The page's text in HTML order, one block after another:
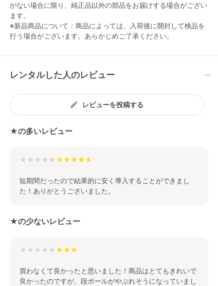
がない場合に限り、純正品以外の部品をお届けする場合がござい
ます。
※新品商品について：商品によっては、入荷後に開封して検品を
行う場合がございます。あらかじめご了承ください。
レンタルした人のレビュー
レビューを投稿する
★の多いレビュー
★★★★★
短期間だったので結果的に安く導入することができまし
た！ありがとうございました。
★の少ないレビュー
★★★★★
買わなくて良かったと思いました！商品はとてもきれいで
良かったのですが、段ボールがやぶれそうになっていまし